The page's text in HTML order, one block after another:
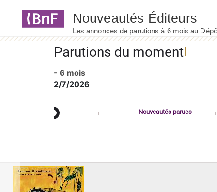
Parutions du moment
- 6 mois
2/7/2026
Nouveautés parues